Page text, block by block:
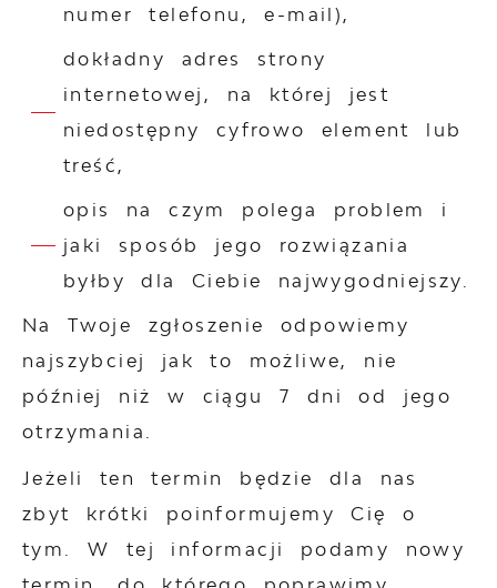
numer telefonu, e-mail),
dokładny adres strony
internetowej, na której jest
niedostępny cyfrowo element lub
treść,
opis na czym polega problem i
jaki sposób jego rozwiązania
byłby dla Ciebie najwygodniejszy.
Na Twoje zgłoszenie odpowiemy
najszybciej jak to możliwe, nie
później niż w ciągu 7 dni od jego
otrzymania.
Jeżeli ten termin będzie dla nas
zbyt krótki poinformujemy Cię o
tym. W tej informacji podamy nowy